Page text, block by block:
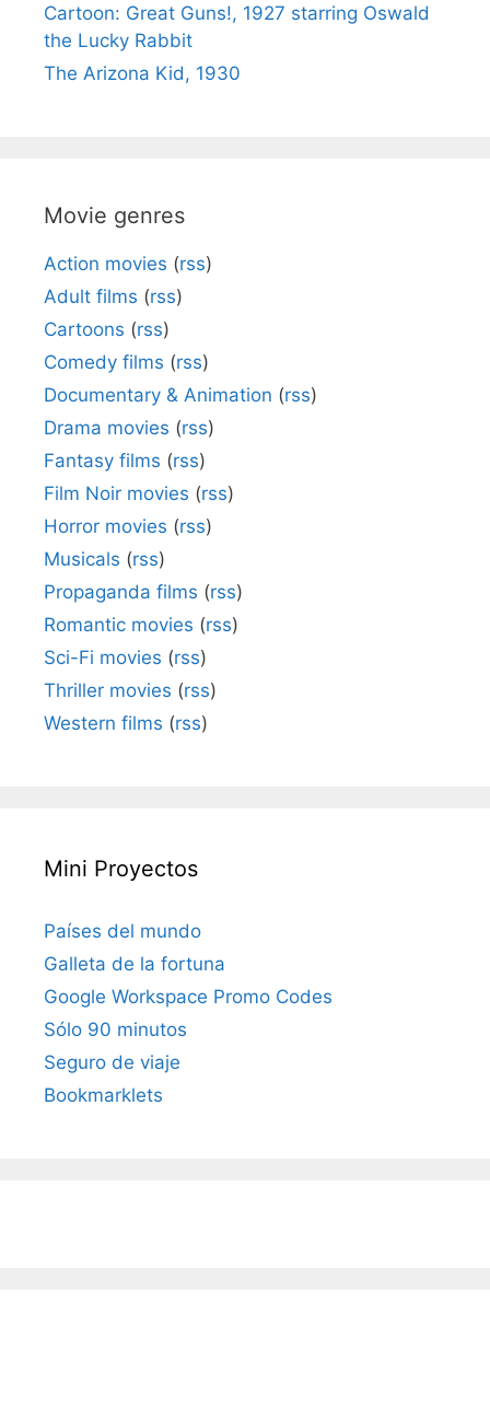
Cartoon: Great Guns!, 1927 starring Oswald
the Lucky Rabbit
The Arizona Kid, 1930
Movie genres
Action movies (rss)
Adult films (rss)
Cartoons (rss)
Comedy films (rss)
Documentary & Animation (rss)
Drama movies (rss)
Fantasy films (rss)
Film Noir movies (rss)
Horror movies (rss)
Musicals (rss)
Propaganda films (rss)
Romantic movies (rss)
Sci-Fi movies (rss)
Thriller movies (rss)
Western films (rss)
Mini Proyectos
Países del mundo
Galleta de la fortuna
Google Workspace Promo Codes
Sólo 90 minutos
Seguro de viaje
Bookmarklets